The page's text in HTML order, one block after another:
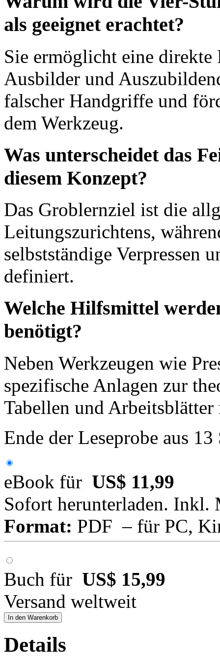
als geeignet erachtet?
Sie ermöglicht eine
Ausbilder und
falscher Handgriffe und
dem Werkzeug.
Was unterscheidet das
diesem Konzept?
Das Groblernziel ist die
Leitungszurichtens,
selbstständige Verpressen
definiert.
Welche Hilfsmittel
benötigt?
Neben Werkzeugen wie
spezifische Anlagen zur
Tabellen und
Ende der Leseprobe aus
eBook für US$ 11,99
Sofort herunterladen. Inkl.
Format: PDF – für PC,
Buch für US$ 15,99
Versand weltweit
In den Warenkorb
Details